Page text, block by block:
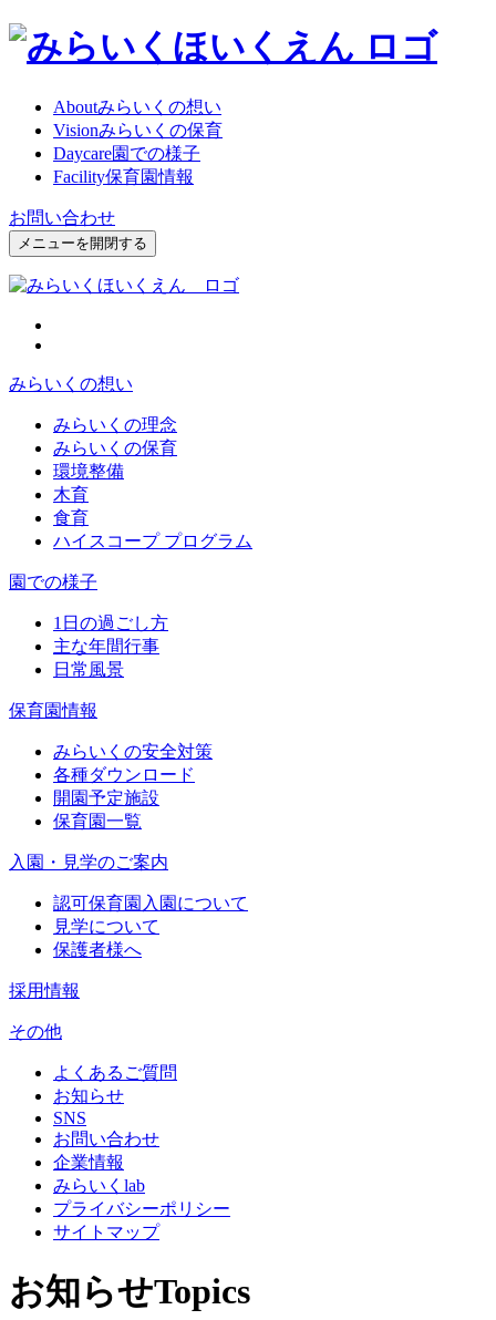
Aboutみらいくの想い
Visionみらいくの保育
Daycare園での様子
Facility保育園情報
お問い合わせ
メニューを開閉する
みらいくの想い
みらいくの理念
みらいくの保育
環境整備
木育
食育
ハイスコープ プログラム
園での様子
1日の過ごし方
主な年間行事
日常風景
保育園情報
みらいくの安全対策
各種ダウンロード
開園予定施設
保育園一覧
入園・見学のご案内
認可保育園入園について
見学について
保護者様へ
採用情報
その他
よくあるご質問
お知らせ
SNS
お問い合わせ
企業情報
みらいくlab
プライバシーポリシー
サイトマップ
お知らせTopics